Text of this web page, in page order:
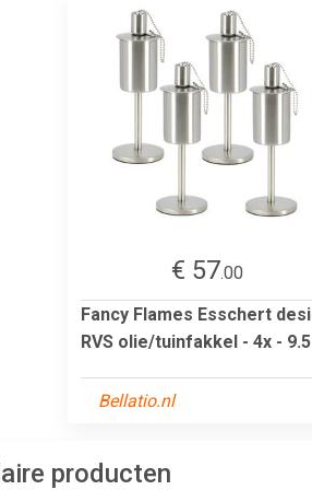
€ 57.00
Fancy Flames Esschert
RVS olie/tuinfakkel - 4x - 9.5
Bellatio.nl
producten